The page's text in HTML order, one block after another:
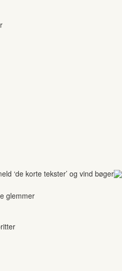
‘de korte tekster’ og vind bøger
glemmer